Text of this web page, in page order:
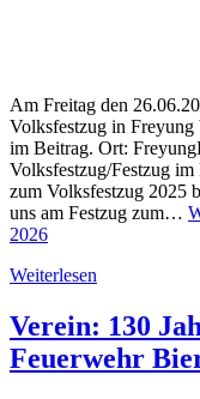
Am Freitag den
Volksfestzug in
im Beitrag. Ort:
Volksfestzug/Festzug im
zum Volksfestzug 2025
uns am Festzug zum…
2026
Weiterlesen
Verein: 130
Feuerwehr